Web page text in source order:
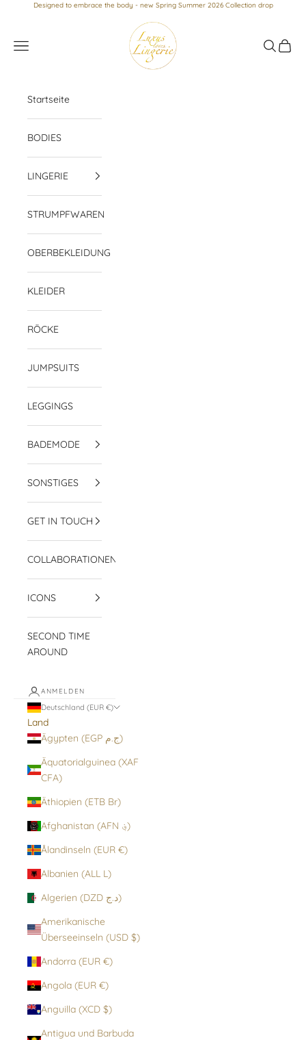
Zum Inhalt springen
Designed to embrace the body - new Spring Summer 2026 Collection drop
Luxus loves Lingerie
Menü
Suchen
Startseite
BODIES
LINGERIE
STRUMPFWAREN
OBERBEKLEIDUNG
KLEIDER
RÖCKE
JUMPSUITS
LEGGINGS
BADEMODE
SONSTIGES
GET IN TOUCH
COLLABORATIONEN
ICONS
SECOND TIME
AROUND
ANMELDEN
Deutschland (EUR €)
Land
Ägypten (EGP ج.م)
Äquatorialguinea (XAF
CFA)
Äthiopien (ETB Br)
Afghanistan (AFN ؋)
Ålandinseln (EUR €)
Albanien (ALL L)
Algerien (DZD د.ج)
Amerikanische
Überseeinseln (USD $)
Andorra (EUR €)
Angola (EUR €)
Anguilla (XCD $)
Antigua und Barbuda